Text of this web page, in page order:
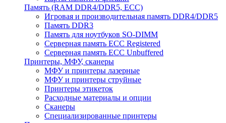
Память (RAM DDR4/DDR5, ECC)
Игровая и производительная память DDR4/DDR5
Память DDR3
Память для ноутбуков SO-DIMM
Серверная память ECC Registered
Серверная память ECC Unbuffered
Принтеры, МФУ, сканеры
МФУ и принтеры лазерные
МФУ и принтеры струйные
Принтеры этикеток
Расходные материалы и опции
Сканеры
Специализированные принтеры